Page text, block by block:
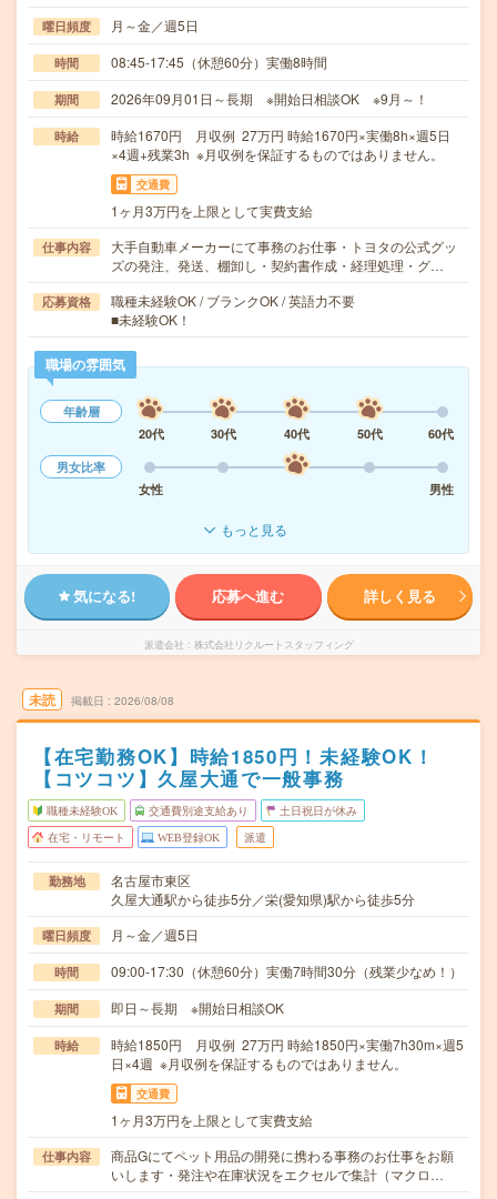
曜日頻度 月～金／週5日
時間 08:45-17:45（休憩60分）実働8時間
期間 2026年09月01日～長期 ※開始日相談OK ※9月～！
時給
時給1670円 月収例 27万円 時給1670円×実働8h×週5日
×4週+残業3h ※月収例を保証するものではありません。
交通費
1ヶ月3万円を上限として実費支給
仕事内容
大手自動車メーカーにて事務のお仕事・トヨタの公式グッ
ズの発注、発送、棚卸し・契約書作成・経理処理・グ…
応募資格
職種未経験OK / ブランクOK / 英語力不要
■未経験OK！
職場の雰囲気
年齢層
20代
30代 40代 50代
60代
男女比率
女性
男性
もっと見る
気になる! 応募へ進む 詳しく見る
派遣会社 株式会社リクルートスタッフィング
未読 掲載日 2026/08/08
【在宅勤務OK】時給1850円！未経験OK！
【コツコツ】久屋大通で一般事務
職種未経験OK 交通費別途支給あり 土日祝日が休み
在宅・リモート WEB登録OK 派遣
勤務地
名古屋市東区
久屋大通駅から徒歩5分／栄(愛知県)駅から徒歩5分
曜日頻度 月～金／週5日
時間 09:00-17:30（休憩60分）実働7時間30分（残業少なめ！）
期間 即日～長期 ※開始日相談OK
時給
時給1850円 月収例 27万円 時給1850円×実働7h30m×週5
日×4週 ※月収例を保証するものではありません。
交通費
1ヶ月3万円を上限として実費支給
仕事内容
商品Gにてペット用品の開発に携わる事務のお仕事をお願
いします・発注や在庫状況をエクセルで集計（マクロ…